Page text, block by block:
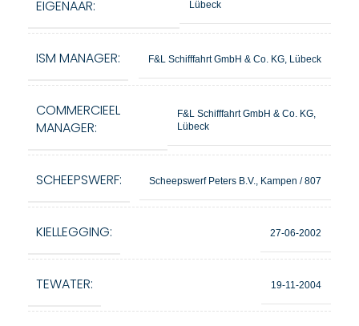
EIGENAAR:
Lübeck
ISM MANAGER: F&L Schifffahrt GmbH & Co. KG, Lübeck
COMMERCIEEL
MANAGER:
F&L Schifffahrt GmbH & Co. KG,
Lübeck
SCHEEPSWERF: Scheepswerf Peters B.V., Kampen / 807
KIELLEGGING: 27-06-2002
TEWATER: 19-11-2004